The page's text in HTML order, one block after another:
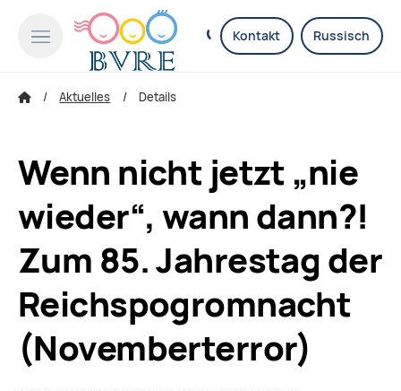
Kontakt Russisch
Aktuelles Details
Wenn nicht jetzt „nie
wieder“, wann dann?!
Zum 85. Jahrestag der
Reichspogromnacht
(Novemberterror)